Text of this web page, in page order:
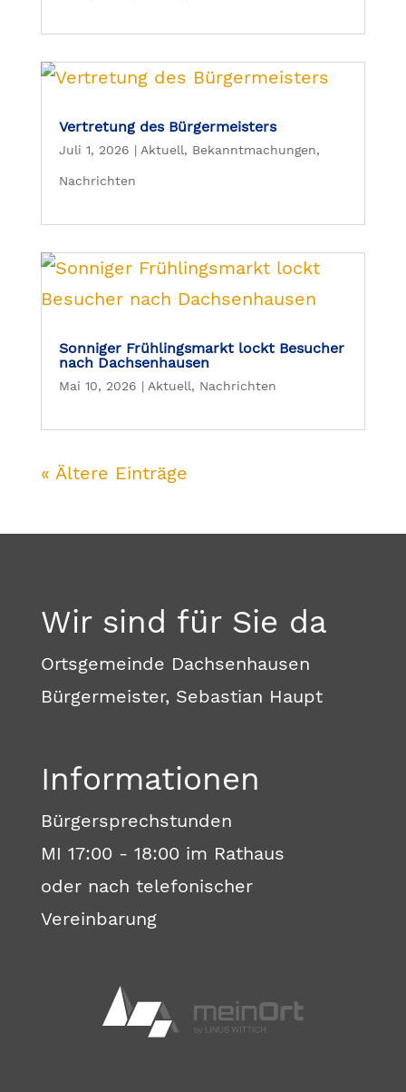
Vertretung des Bürgermeisters
Juli 1, 2026 | Aktuell, Bekanntmachungen,
Nachrichten
Sonniger Frühlingsmarkt lockt Besucher
nach Dachsenhausen
Mai 10, 2026 | Aktuell, Nachrichten
« Ältere Einträge
Wir sind für Sie da
Ortsgemeinde Dachsenhausen
Bürgermeister, Sebastian Haupt
Informationen
Bürgersprechstunden
MI 17:00 - 18:00 im Rathaus
oder nach telefonischer
Vereinbarung